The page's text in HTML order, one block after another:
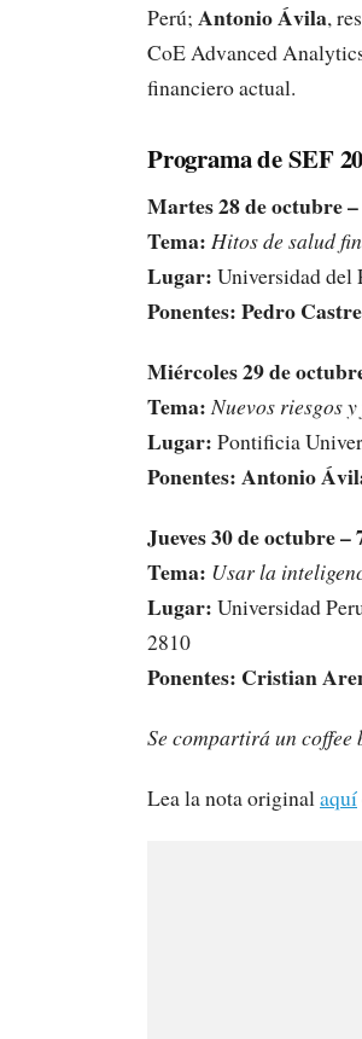
Perú; Antonio Ávila,
CoE Advanced
financiero actual.
Programa de SEF
Martes 28 de octubre
Tema: Hitos de salud
Lugar: Universidad del
Ponentes:Pedro Castre
Miércoles 29 de
Tema: Nuevos riesgos
Lugar: Pontificia
Ponentes:Antonio
Jueves 30 de octubre –
Tema: Usar la
Lugar: Universidad
2810
Ponentes: Cristian
Se compartirá un coffee
Lea la nota originalaquí